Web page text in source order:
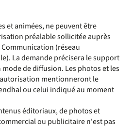
et animées, ne peuvent être
préalable sollicitée auprès
(réseau
La demande précisera le support
de diffusion. Les photos et les
mentionneront le
ou celui indiqué au moment
éditoriaux, de photos et
ou publicitaire n'est pas